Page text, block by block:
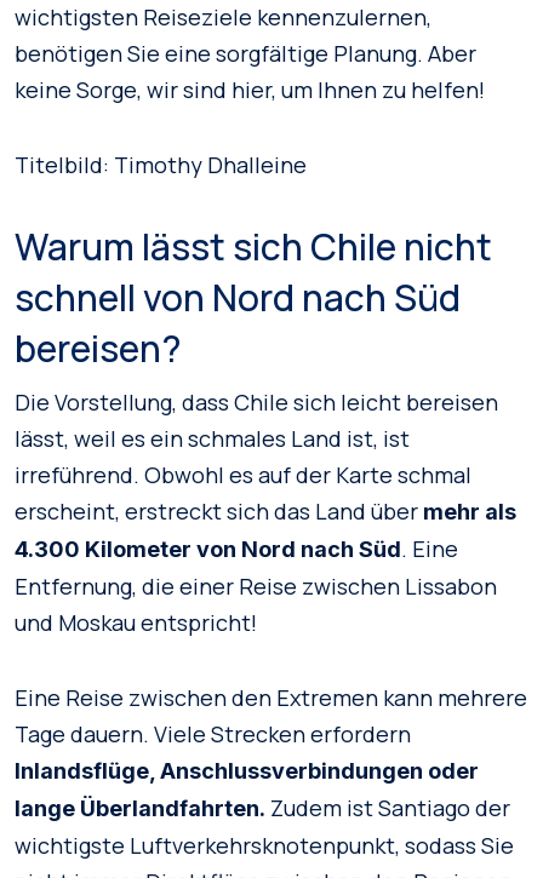
wichtigsten Reiseziele kennenzulernen,
benötigen Sie eine sorgfältige Planung. Aber
keine Sorge, wir sind hier, um Ihnen zu helfen!
Titelbild: Timothy Dhalleine
Warum lässt sich Chile nicht
schnell von Nord nach Süd
bereisen?
Die Vorstellung, dass Chile sich leicht bereisen
lässt, weil es ein schmales Land ist, ist
irreführend. Obwohl es auf der Karte schmal
erscheint, erstreckt sich das Land über mehr als
4.300 Kilometer von Nord nach Süd. Eine
Entfernung, die einer Reise zwischen Lissabon
und Moskau entspricht!
Eine Reise zwischen den Extremen kann mehrere
Tage dauern. Viele Strecken erfordern
Inlandsflüge, Anschlussverbindungen oder
lange Überlandfahrten. Zudem ist Santiago der
wichtigste Luftverkehrsknotenpunkt, sodass Sie